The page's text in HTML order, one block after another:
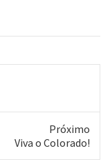
Próximo
Viva o Colorado!